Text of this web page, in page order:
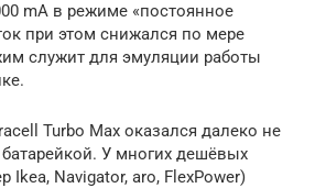
mA в режиме «постоянное
при этом снижался по мере
служит для эмуляции работы
Turbo Max оказался далеко не
У многих дешёвых
Ikea, Navigator, aro, FlexPower)